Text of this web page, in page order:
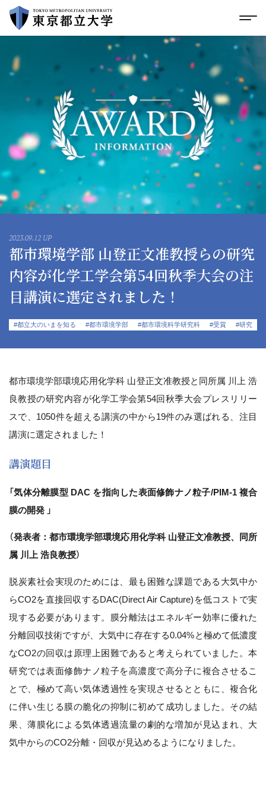
イ
ッ
プ
グローバルメニューにスキップ メ
2023.09.12 UP
都市環境学部 山登正文准教授らの研究
内容が化学工学会第54回秋季大会の注
目講演に選定されました！
#都立大のいまを知る #都市環境学部 #都市環境科学研究科 #受賞 #研究
都市環境学部環境応用化学科 山登正文准教授と同所属 川上 浩
良教授の研究内容が化学工学会第54回秋季大会プレスリリー
スで、1050件を超える講演の中から19件のみ選ばれる、注目
講演に選定されました！
講演題目
「気体分離膜型 DAC を指向した表面修飾ナノ粒子/PIM-1 複合
膜の開発 」
（発表者：都市環境学部環境応用化学科 山登正文准教授、同所
属 川上 浩良教授）
脱炭素社会実現のためには、最も困難な課題である大気中か
らCO2を直接回収するDAC(Direct Air Capture)を低コストで実
現する必要があります。膜分離法はエネルギー効率に優れた
分離回収技術ですが、大気中に存在する0.04%と極めて低濃度
なCO2の回収は原理上困難であると考えられていました。本
研究では表面修飾ナノ粒子を高濃度で高分子に複合させるこ
とで、極めて高い気体透過性を実現させるとともに、複合化
に伴い生じる膜の脆化の抑制に初めて成功しました。その結
果、薄膜化による気体透過流量の劇的な増加が見込まれ、大
気中からのCO2分離・回収が見込めるようになりました。